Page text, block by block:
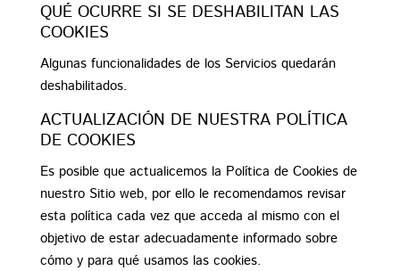
QUÉ OCURRE SI SE DESHABILITAN LAS
COOKIES
Algunas funcionalidades de los Servicios quedarán
deshabilitados.
ACTUALIZACIÓN DE NUESTRA POLÍTICA
DE COOKIES
Es posible que actualicemos la Política de Cookies de
nuestro Sitio web, por ello le recomendamos revisar
esta política cada vez que acceda al mismo con el
objetivo de estar adecuadamente informado sobre
cómo y para qué usamos las cookies.